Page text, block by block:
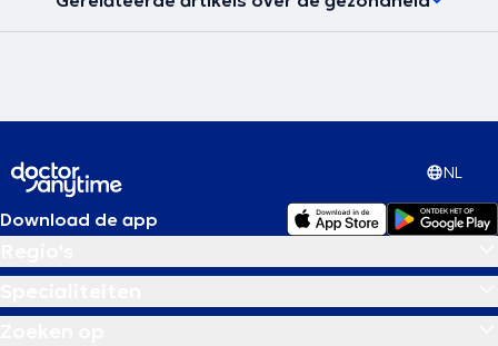
NL
Download de app